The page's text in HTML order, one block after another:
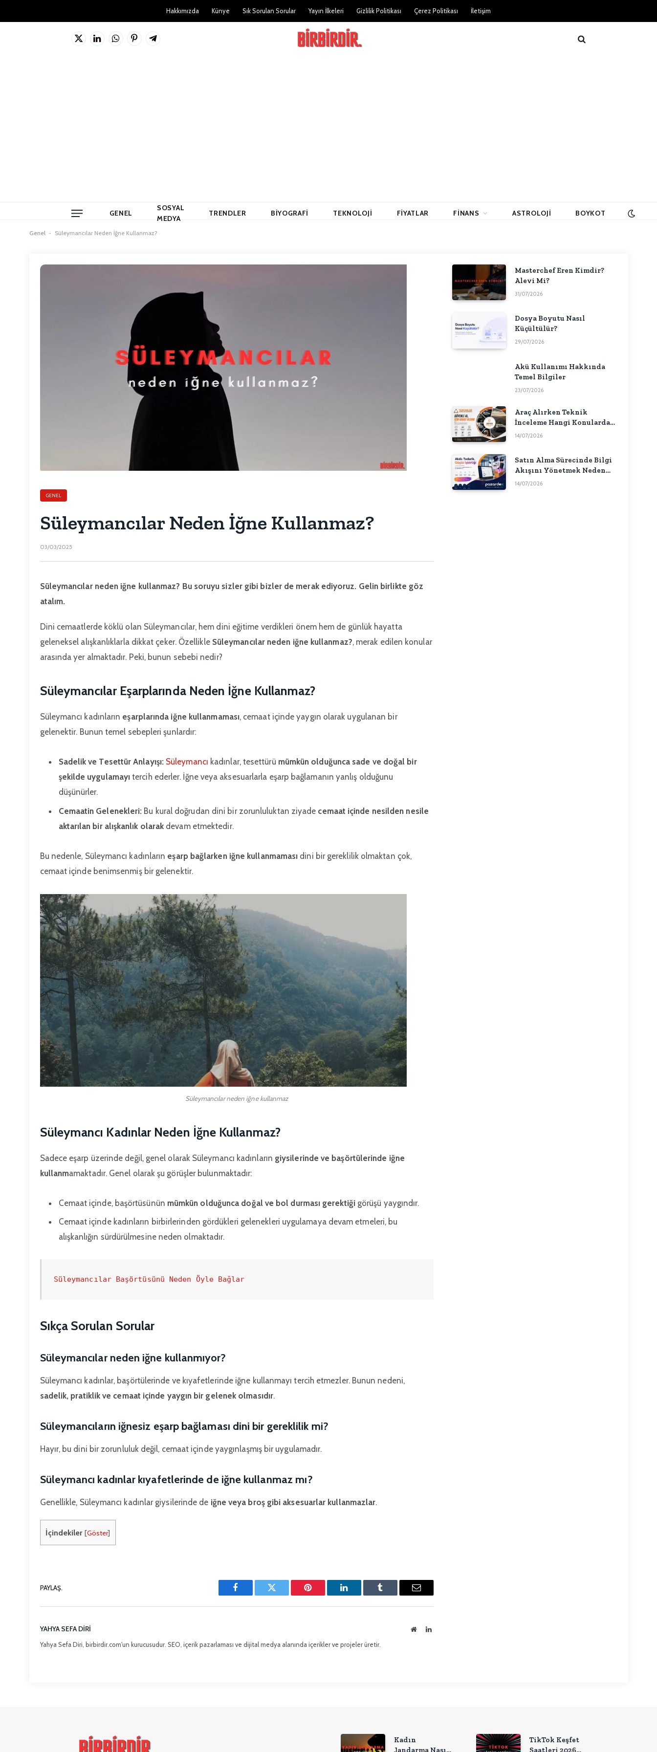
Hakkımızda Künye Sık Sorulan Sorular Yayın İlkeleri Gizlilik Politikası Çerez Politikası İletişim
X
LinkedInWhatsAppPinterest'in
Telgraf
GENEL
SOSYAL
MEDYA
TRENDLER BIYOGRAFI TEKNOLOJI FIYATLAR FINANS ASTROLOJI BOYKOT
Genel - Süleymancılar Neden İğne Kullanmaz?
GENEL
Süleymancılar Neden İğne Kullanmaz?
03/03/2025
Süleymancılar neden iğne kullanmaz? Bu soruyu sizler gibi bizler de merak ediyoruz. Gelin birlikte göz
atalım.
Dini cemaatlerde köklü olan Süleymancılar, hem dini eğitime verdikleri önem hem de günlük hayatta
geleneksel alışkanlıklarla dikkat çeker. Özellikle Süleymancılar neden iğne kullanmaz?, merak edilen konular
arasında yer almaktadır. Peki, bunun sebebi nedir?
Süleymancılar Eşarplarında Neden İğne Kullanmaz?
Süleymancı kadınların eşarplarında iğne kullanmaması, cemaat içinde yaygın olarak uygulanan bir
gelenektir. Bunun temel sebepleri şunlardır:
Sadelik ve Tesettür Anlayışı: Süleymancı kadınlar, tesettürü mümkün olduğunca sade ve doğal bir
şekilde uygulamayı tercih ederler. İğne veya aksesuarlarla eşarp bağlamanın yanlış olduğunu
düşünürler.
Cemaatin Gelenekleri: Bu kural doğrudan dini bir zorunluluktan ziyade cemaat içinde nesilden nesile
aktarılan bir alışkanlık olarak devam etmektedir.
Bu nedenle, Süleymancı kadınların eşarp bağlarken iğne kullanmaması dini bir gereklilik olmaktan çok,
cemaat içinde benimsenmiş bir gelenektir.
Süleymancılar neden iğne kullanmaz
Süleymancı Kadınlar Neden İğne Kullanmaz?
Sadece eşarp üzerinde değil, genel olarak Süleymancı kadınların giysilerinde ve başörtülerinde iğne
kullanmamaktadır. Genel olarak şu görüşler bulunmaktadır:
Cemaat içinde, başörtüsünün mümkün olduğunca doğal ve bol durması gerektiğigörüşü yaygındır.
Cemaat içinde kadınların birbirlerinden gördükleri gelenekleri uygulamaya devam etmeleri, bu
alışkanlığın sürdürülmesine neden olmaktadır.
Süleymancılar Başörtüsünü Neden Öyle Bağlar
Sıkça Sorulan Sorular
Süleymancılar neden iğne kullanmıyor?
Süleymancı kadınlar, başörtülerinde ve kıyafetlerinde iğne kullanmayı tercih etmezler. Bunun nedeni,
sadelik, pratiklik ve cemaat içinde yaygın bir gelenek olmasıdır.
Süleymancıların iğnesiz eşarp bağlaması dini bir gereklilik mi?
Hayır, bu dini bir zorunluluk değil, cemaat içinde yaygınlaşmış bir uygulamadır.
Süleymancı kadınlar kıyafetlerinde de iğne kullanmaz mı?
Genellikle, Süleymancı kadınlar giysilerinde de iğne veya broş gibi aksesuarlar kullanmazlar.
İçindekiler [Göster]
PAYLAŞ.
Facebook Twitter Pinterest'inLinkedIn Tumblr
E-
YAHYA SEFA DIRI
İnternetLinkedIn
Yahya Sefa Diri, birbirdir.com'un kurucusudur. SEO, içerik pazarlaması ve dijital medya alanında içerikler ve projeler üretir.
Masterchef Eren Kimdir?
Alevi Mi?
31/07/2026
Dosya Boyutu Nasıl
Küçültülür?
29/07/2026
Akü Kullanımı Hakkında
Temel Bilgiler
23/07/2026
Araç Alırken Teknik
İnceleme Hangi Konularda
Fikir Verebilir?
14/07/2026
Satın Alma Sürecinde Bilgi
Akışını Yönetmek Neden
Önemlidir?
14/07/2026
Kadın
TikTok Keşfet